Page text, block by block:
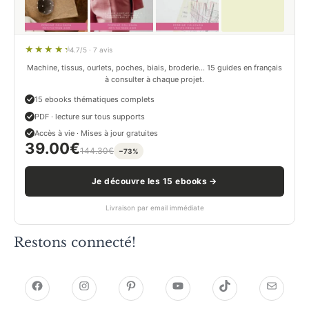
4.7/5 · 7 avis
Machine, tissus, ourlets, poches, biais, broderie… 15 guides en français
à consulter à chaque projet.
15 ebooks thématiques complets
PDF · lecture sur tous supports
Accès à vie · Mises à jour gratuites
39.00€144.30€ −73%
Je découvre les 15 ebooks →
Livraison par email immédiate
Restons connecté!
h
h
P
Y
T
E